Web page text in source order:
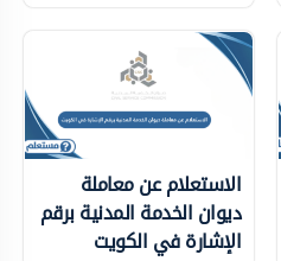
الاستعلام عن معاملة
ديوان الخدمة المدنية برقم
الإشارة في الكويت